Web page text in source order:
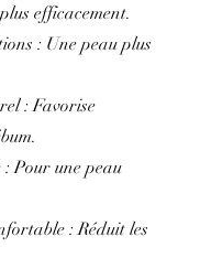
efficacement.
: Une peau plus
: Favorise
Pour une peau
: Réduit les